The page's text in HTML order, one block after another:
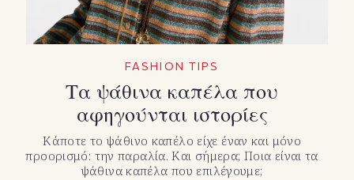
FASHION TIPS
Τα ψάθινα καπέλα που
αφηγούνται ιστορίες
Κάποτε το ψάθινο καπέλο είχε έναν και μόνο
προορισμό: την παραλία. Και σήμερα; Ποια είναι τα
ψάθινα καπέλα που επιλέγουμε;